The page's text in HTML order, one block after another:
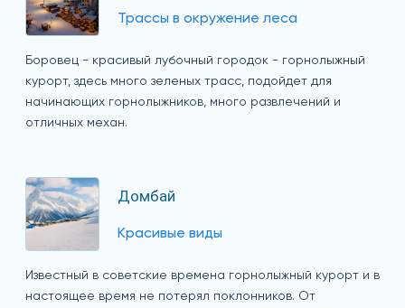
Трассы в окружение леса
Боровец - красивый лубочный городок - горнолыжный
курорт, здесь много зеленых трасс, подойдет для
начинающих горнолыжников, много развлечений и
отличных механ.
Домбай
Красивые виды
Известный в советские времена горнолыжный курорт и в
настоящее время не потерял поклонников. От